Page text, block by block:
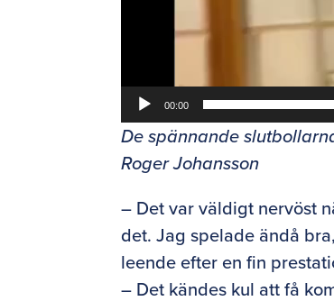
00:00
De spännande
Roger Johansson
– Det var väldigt nervöst
det. Jag spelade ändå
leende efter en fin
– Det kändes kul att få